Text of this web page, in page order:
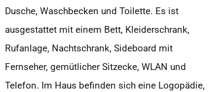
Dusche, Waschbecken und Toilette. Es ist
ausgestattet mit einem Bett, Kleiderschrank,
Rufanlage, Nachtschrank, Sideboard mit
Fernseher, gemütlicher Sitzecke, WLAN und
Telefon. Im Haus befinden sich eine Logopädie,